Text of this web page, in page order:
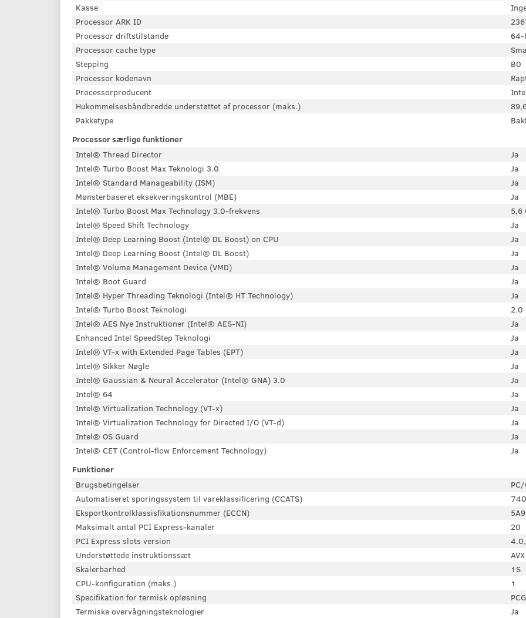
Kasse
Processor ARK ID
Processor driftstilstande
Processor cache type
Stepping
B0
Processor kodenavn
Processorproducent
Hukommelsesbåndbredde understøttet af processor (maks.)
Pakketype
Processor særlige funktioner
Intel® Thread Director
Ja
Intel® Turbo Boost Max Teknologi 3.0
Ja
Intel® Standard Manageability (ISM)
Ja
Mønsterbaseret eksekveringskontrol (MBE)
Ja
Intel® Turbo Boost Max Technology 3.0-frekvens
5,6
Intel® Speed ​​Shift Technology
Ja
Intel® Deep Learning Boost (Intel® DL Boost) on CPU
Ja
Intel® Deep Learning Boost (Intel® DL Boost)
Ja
Intel® Volume Management Device (VMD)
Ja
Intel® Boot Guard
Ja
Intel® Hyper Threading Teknologi (Intel® HT Technology)
Ja
Intel® Turbo Boost Teknologi
2.0
Intel® AES Nye Instruktioner (Intel® AES-NI)
Ja
Enhanced Intel SpeedStep Teknologi
Ja
Intel® VT-x with Extended Page Tables (EPT)
Ja
Intel® Sikker Nøgle
Ja
Intel® Gaussian & Neural Accelerator (Intel® GNA) 3.0
Ja
Intel® 64
Ja
Intel® Virtualization Technology (VT-x)
Ja
Intel® Virtualization Technology for Directed I/O (VT-d)
Ja
Intel® OS Guard
Ja
Intel® CET (Control-flow Enforcement Technology)
Ja
Funktioner
Brugsbetingelser
Automatiseret sporingssystem til vareklassificering (CCATS)
Eksportkontrolklassisfikationsnummer (ECCN)
Maksimalt antal PCI Express-kanaler
20
PCI Express slots version
Understøttede instruktionssæt
Skalerbarhed
1S
CPU-konfiguration (maks.)
1
Specifikation for termisk opløsning
Termiske overvågningsteknologier
Ja